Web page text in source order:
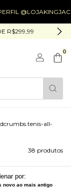
R$299,99
0
all-
38 produtos
por:
novo ao mais antigo